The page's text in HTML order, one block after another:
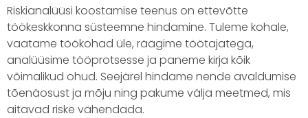
Riskianalüüsi koostamise teenus on ettevõtte
töökeskkonna süsteemne hindamine. Tuleme kohale,
vaatame töökohad üle, räägime töötajatega,
analüüsime tööprotsesse ja paneme kirja kõik
võimalikud ohud. Seejärel hindame nende avaldumise
tõenäosust ja mõju ning pakume välja meetmed, mis
aitavad riske vähendada.